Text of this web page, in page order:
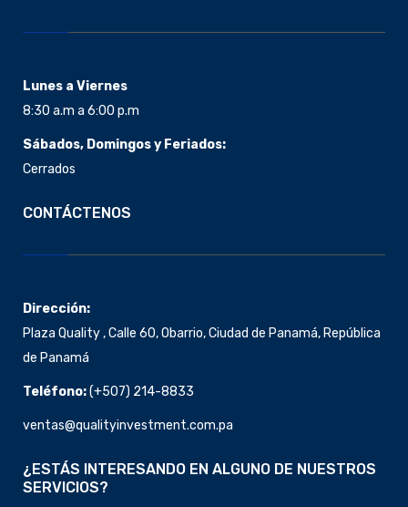
Lunes a Viernes
8:30 a.m a 6:00 p.m
Sábados, Domingos y Feriados:
Cerrados
CONTÁCTENOS
Dirección:
Plaza Quality , Calle 60, Obarrio, Ciudad de Panamá, República
de Panamá
Teléfono:(+507) 214-8833
ventas@qualityinvestment.com.pa
¿ESTÁS INTERESANDO EN ALGUNO DE NUESTROS
SERVICIOS?